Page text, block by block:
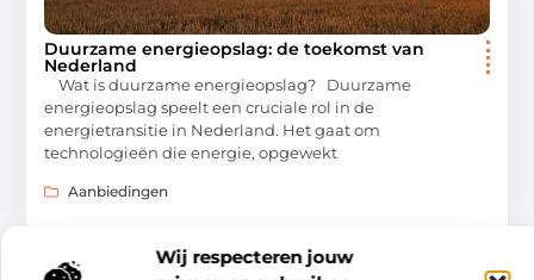
Wij respecteren jouw
Duurzame energieopslag: de toekomst van
Nederland
Wat is duurzame energieopslag? Duurzame
energieopslag speelt een cruciale rol in de
energietransitie in Nederland. Het gaat om
technologieën die energie, opgewekt
Aanbiedingen